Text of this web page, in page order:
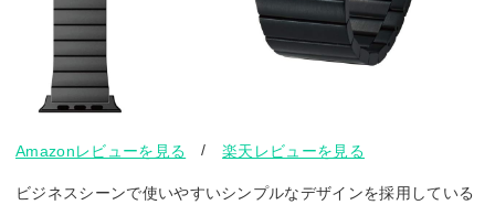
Amazonレビューを見る /楽天レビューを見る
ビジネスシーンで使いやすいシンプルなデザインを採用している